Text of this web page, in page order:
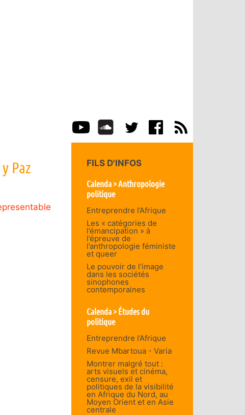
Paz
FILS D'INFOS
Calenda > Anthropologie
politique
Entreprendre l’Afrique
Les « catégories de
l’émancipation » à
l’épreuve de
l’anthropologie féministe
et queer
Le pouvoir de l’image
dans les sociétés
sinophones
contemporaines
Calenda > Études du
politique
Entreprendre l’Afrique
Revue Mbartoua - Varia
Montrer malgré tout :
arts visuels et cinéma,
censure, exil et
politiques de la visibilité
en Afrique du Nord, au
Moyen Orient et en Asie
centrale